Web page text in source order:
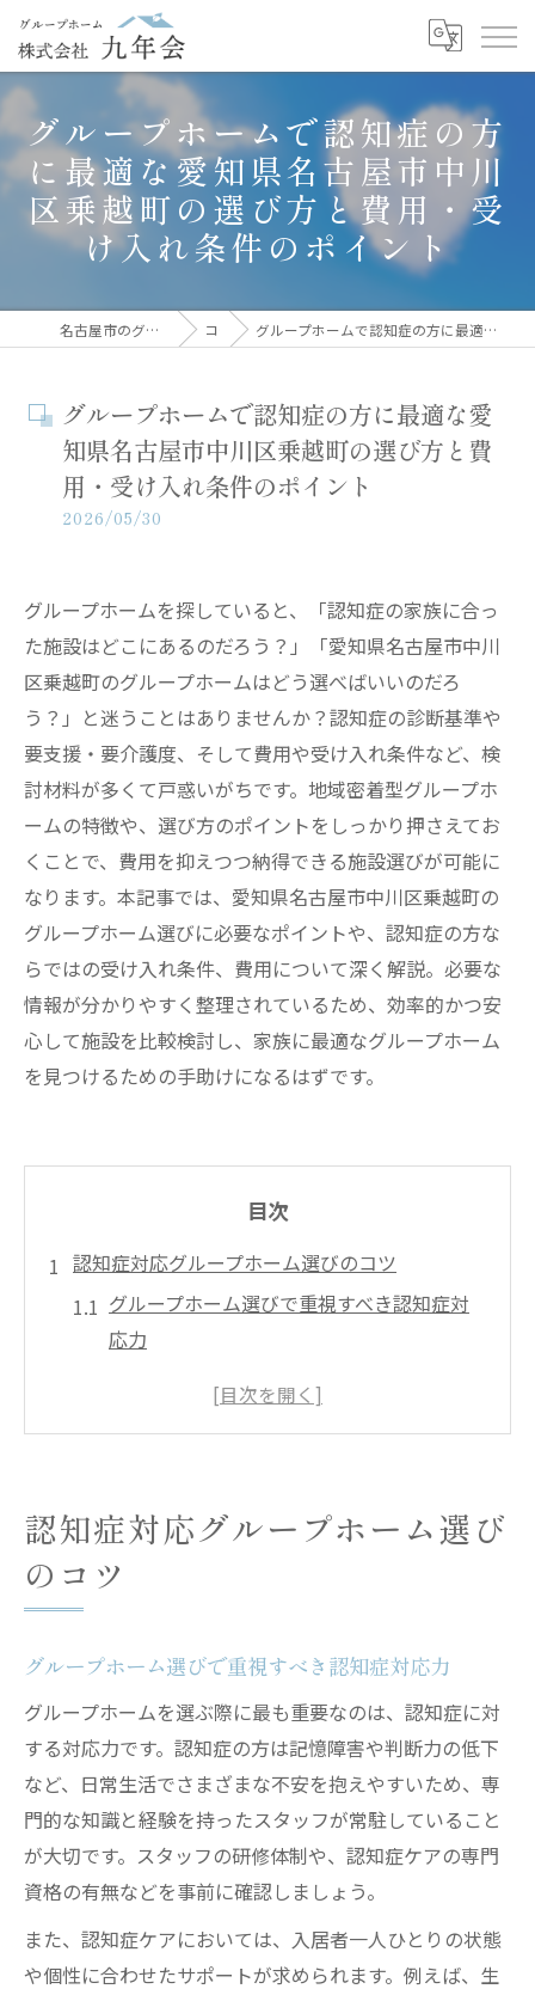
グループホームで認知症の方
に最適な愛知県名古屋市中川
区乗越町の選び方と費用・受
け入れ条件のポイント
名古屋市のグループホームなら株式会社九年会 コラム グループホームで認知症の方に最適な愛知県名古屋市中川区乗越町の選び方と費用・受け入れ条件のポイント
グループホームで認知症の方に最適な愛
知県名古屋市中川区乗越町の選び方と費
用・受け入れ条件のポイント
2026/05/30
グループホームを探していると、「認知症の家族に合っ
た施設はどこにあるのだろう？」「愛知県名古屋市中川
区乗越町のグループホームはどう選べばいいのだろ
う？」と迷うことはありませんか？認知症の診断基準や
要支援・要介護度、そして費用や受け入れ条件など、検
討材料が多くて戸惑いがちです。地域密着型グループホ
ームの特徴や、選び方のポイントをしっかり押さえてお
くことで、費用を抑えつつ納得できる施設選びが可能に
なります。本記事では、愛知県名古屋市中川区乗越町の
グループホーム選びに必要なポイントや、認知症の方な
らではの受け入れ条件、費用について深く解説。必要な
情報が分かりやすく整理されているため、効率的かつ安
心して施設を比較検討し、家族に最適なグループホーム
を見つけるための手助けになるはずです。
目次
認知症対応グループホーム選びのコツ
グループホーム選びで重視すべき認知症対
応力
認知症の進行度とグループホーム適合性
乗越町のグループホーム入居条件とは
グループホーム入居で求められる認知症診
要支援・要介護度とグループホームの条件
中川区のグループホーム入居基準の詳細
障害者グループホームとの受け入れ条件比
較
認知症の方に適した入居条件のポイント
安心して任せられる施設の特徴を解説
グループホームの少人数ケア体制の魅力
信頼できるグループホームの見極め方
地域密着型グループホームの安心ポイント
認知症対応グループホーム選び
のコツ
グループホーム選びで重視すべき認知症対応力
グループホームを選ぶ際に最も重要なのは、認知症に対
する対応力です。認知症の方は記憶障害や判断力の低下
など、日常生活でさまざまな不安を抱えやすいため、専
門的な知識と経験を持ったスタッフが常駐していること
が大切です。スタッフの研修体制や、認知症ケアの専門
資格の有無などを事前に確認しましょう。
また、認知症ケアにおいては、入居者一人ひとりの状態
や個性に合わせたサポートが求められます。例えば、生